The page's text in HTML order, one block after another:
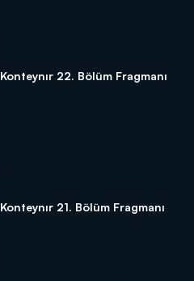
Konteynır 22. Bölüm Fragmanı
Konteynır 21. Bölüm Fragmanı